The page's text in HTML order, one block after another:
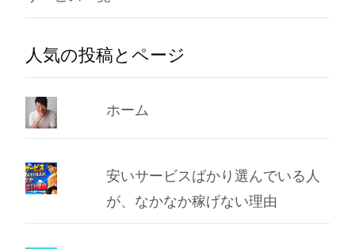
人気の投稿とページ
ホーム
安いサービスばかり選んでいる人
が、なかなか稼げない理由